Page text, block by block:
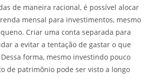
de maneira racional, é possível alocar
mensal para investimentos, mesmo
Criar uma conta separada para
a evitar a tentação de gastar o que
forma, mesmo investindo pouco
de patrimônio pode ser visto a longo